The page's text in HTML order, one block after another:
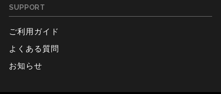
SUPPORT
ご利用ガイド
よくある質問
お知らせ